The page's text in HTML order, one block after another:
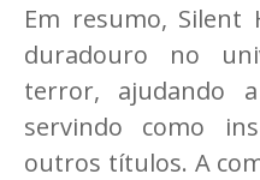
Em resumo, Silent
duradouro no
terror, ajudando
servindo como
outros títulos. A